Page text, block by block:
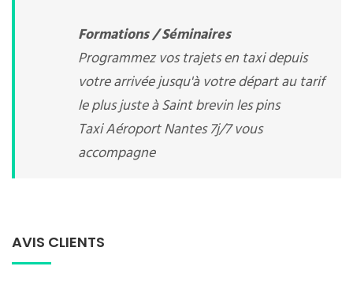
Formations / Séminaires
Programmez vos trajets en taxi depuis
votre arrivée jusqu'à votre départ au tarif
le plus juste à Saint brevin les pins
Taxi Aéroport Nantes 7j/7 vous
accompagne
AVIS CLIENTS